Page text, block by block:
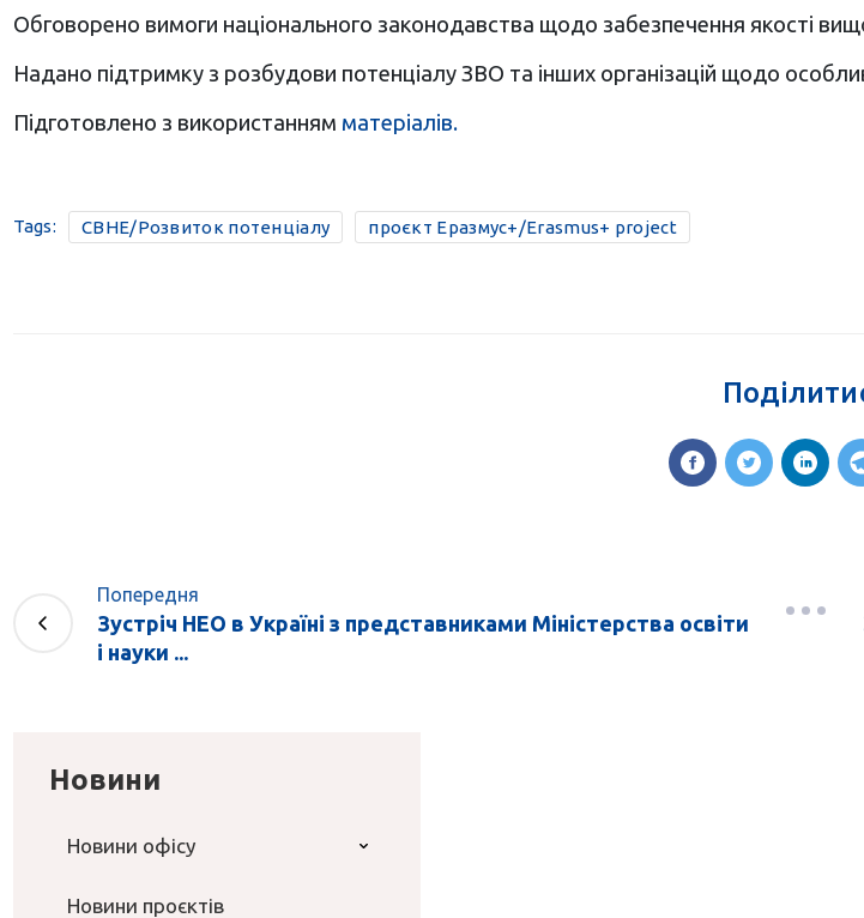
Обговорено вимоги національного законодавства щодо забезпечення якості
Надано підтримку з розбудови потенціалу ЗВО та інших організацій щодо
Підготовлено з використанням матеріалів.
Tags: CBHE/Розвиток потенціалу проєкт Еразмус+/Erasmus+ project
Попередня
Зустріч НЕО в Україні з представниками Міністерства освіти
і науки ...
Новини
Новини офісу
Новини проєктів